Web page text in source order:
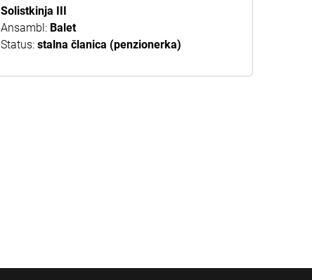
Solistkinja III
Ansambl: Balet
Status: stalna članica (penzionerka)